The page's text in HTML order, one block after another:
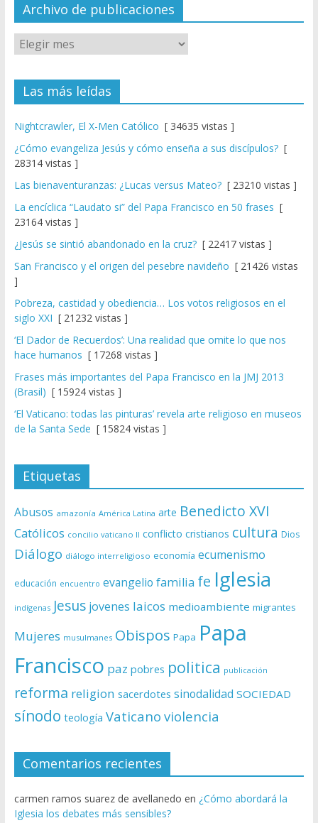
el
Archivo de publicaciones
Las más leídas
Nightcrawler, El X-Men Católico [ 34635 vistas ]
¿Cómo evangeliza Jesús y cómo enseña a sus discípulos?[
28314 vistas ]
Las bienaventuranzas: ¿Lucas versus Mateo?[ 23210 vistas ]
La encíclica “Laudato si” del Papa Francisco en 50 frases [
23164 vistas ]
¿Jesús se sintió abandonado en la cruz?[ 22417 vistas ]
San Francisco y el origen del pesebre navideño [ 21426 vistas
]
Pobreza, castidad y obediencia… Los votos religiosos en el
siglo XXI [ 21232 vistas ]
‘El Dador de Recuerdos’: Una realidad que omite lo que nos
hace humanos [ 17268 vistas ]
Frases más importantes del Papa Francisco en la JMJ 2013
(Brasil) [ 15924 vistas ]
‘El Vaticano: todas las pinturas’ revela arte religioso en museos
de la Santa Sede [ 15824 vistas ]
Etiquetas
Abusos amazonía América Latina arte Benedicto XVI
Católicos concilio vaticano II conflicto cristianos cultura Dios
Diálogo diálogo interreligioso economía ecumenismo
educación encuentro evangelio familia fe Iglesia
indígenas Jesus jovenes laicos medioambiente migrantes
Mujeres musulmanes Obispos Papa Papa
Francisco paz pobres politica publicación
reforma religion sacerdotes sinodalidad SOCIEDAD
sínodo teología Vaticano violencia
Comentarios recientes
carmen ramos suarez de avellanedo en ¿Cómo abordará la
Iglesia los debates más sensibles?